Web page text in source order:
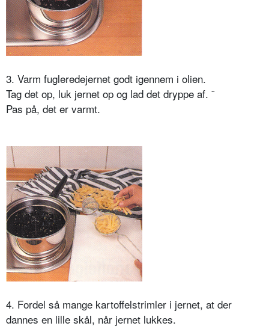
3. Varm fugleredejernet godt igennem i olien.
Tag det op, luk jernet op og lad det dryppe af. ¨
Pas på, det er varmt.
4. Fordel så mange kartoffelstrimler i jernet, at der
dannes en lille skål, når jernet lukkes.